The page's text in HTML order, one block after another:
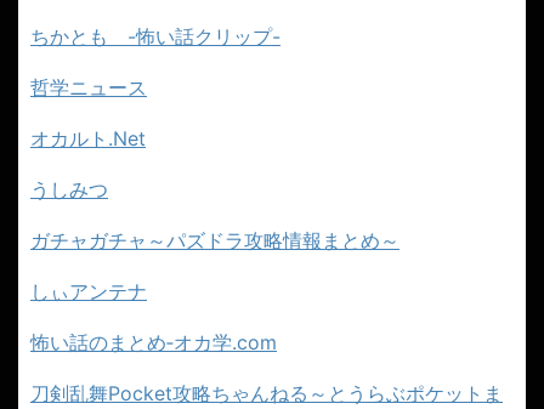
ちかとも -怖い話クリップ-
哲学ニュース
オカルト.Net
うしみつ
ガチャガチャ～パズドラ攻略情報まとめ～
しぃアンテナ
怖い話のまとめ‐オカ学.com
刀剣乱舞Pocket攻略ちゃんねる～とうらぶポケットま